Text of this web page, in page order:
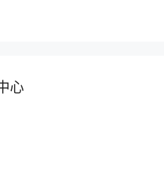
心